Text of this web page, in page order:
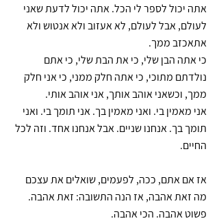
אתה יכול לספר לי הכל. אתה יכול לדעת שאני
לעולם, אבל לעולם, לא אעזוב ולא אנטוש ולא
אתאכזב ממך.
כי אתה הבן שלי, כי את הבת שלי, כי אתם
נולדתם מתוכי, כי אתה חלק ממני, כי אני חלק
ממך, וכשאני אוהב אותך, אני אוהב אותי.
אני מאמין בי. ואני מאמין בך. אני תומך בי. ואני
תומך בך. אנחנו שניים. אבל אנחנו אחד. וזה לכל
החיים.
אז אם אתם, ככה, לפעמים, שואלים את עצכם
מה זאת אהבה, אז הנה התשובה: זאת אהבה.
פשוט אהבה. הכי אהבה.